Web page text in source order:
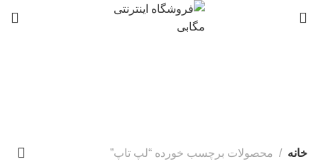
0
خانه محصولات برچسب خورده “لپ تاپ”